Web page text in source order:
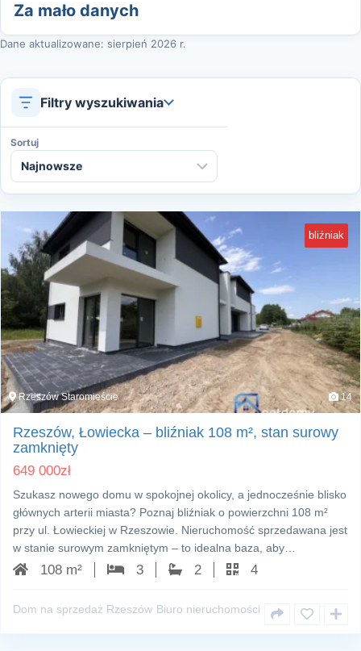
Za mało danych
Dane aktualizowane: sierpień 2026 r.
Filtry wyszukiwania
Sortuj
bliźniak
Rzeszów Staromieście 14
Rzeszów, Łowiecka – bliźniak 108 m², stan surowy
zamknięty
649 000zł
Szukasz nowego domu w spokojnej okolicy, a jednocześnie blisko
głównych arterii miasta? Poznaj bliźniak o powierzchni 108 m²
przy ul. Łowieckiej w Rzeszowie. Nieruchomość sprzedawana jest
w stanie surowym zamkniętym – to idealna baza, aby…
108 m² 3 2 4
Dom na sprzedaż Rzeszów Biuro nieruchomości